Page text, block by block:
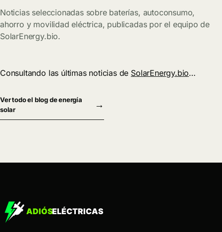
Noticias seleccionadas sobre baterías, autoconsumo,
ahorro y movilidad eléctrica, publicadas por el equipo de
SolarEnergy.bio.
Consultando las últimas noticias de SolarEnergy.bio…
Ver todo el blog de energía
solar
→